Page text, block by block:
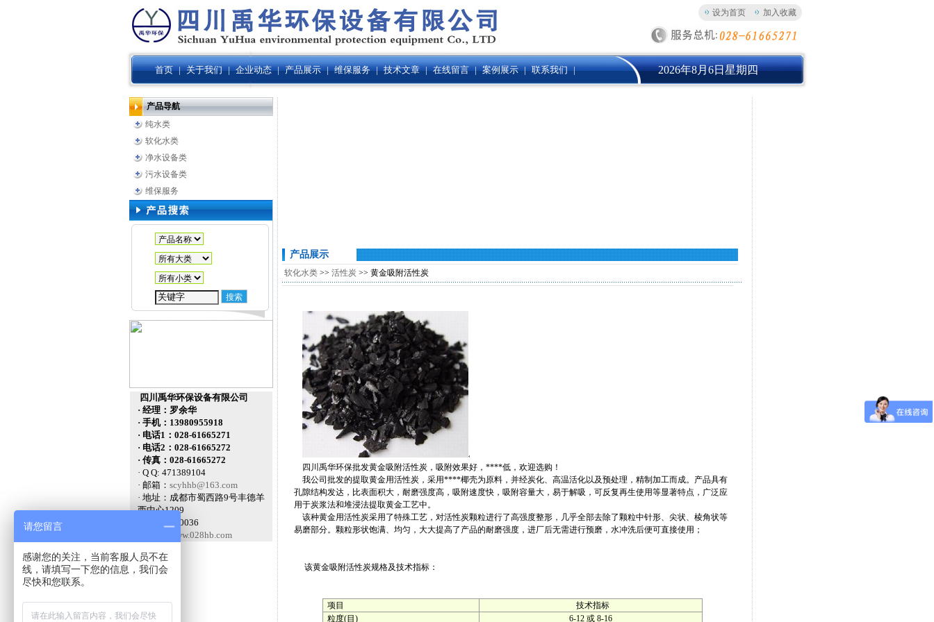
设为首页 加入收藏
首页 | 关于我们 | 企业动态 | 产品展示 | 维保服务 | 技术文章 | 在线留言 | 案例展示 | 联系我们 | 2026年8月6日星期四
产品导航
纯水类
软化水类
净水设备类
污水设备类
维保服务
四川禹华环保设备有限公司
· 经理：罗余华
· 手机：13980955918
· 电话1：028-61665271
· 电话2：028-61665272
· 传真：028-61665272
· Q Q: 471389104
· 邮箱： scyhhb@163.com
· 地址：成都市蜀西路9号丰德羊
西中心1209
· 邮编：610036
www.028hb.com
产品展示
软化水类 >> 活性炭 >> 黄金吸附活性炭
四川禹华环保批发黄金吸附活性炭，吸附效果好，****低，欢迎选购！
我公司批发的提取黄金用活性炭，采用****椰壳为原料，并经炭化、高温活化以及预处理，精制加工而成。产品具有
孔隙结构发达，比表面积大，耐磨强度高，吸附速度快，吸附容量大，易于解吸，可反复再生使用等显著特点，广泛应
用于炭浆法和堆浸法提取黄金工艺中。
该种黄金用活性炭采用了特殊工艺，对活性炭颗粒进行了高强度整形，几乎全部去除了颗粒中针形、尖状、棱角状等
易磨部分。颗粒形状饱满、均匀，大大提高了产品的耐磨强度，进厂后无需进行预磨，水冲洗后便可直接使用；
该黄金吸附活性炭规格及技术指标：
项目
技术指标
粒度(目)
6-12 或 8-16
请您留言
感谢您的关注，当前客服人员不在
线，请填写一下您的信息，我们会
尽快和您联系。